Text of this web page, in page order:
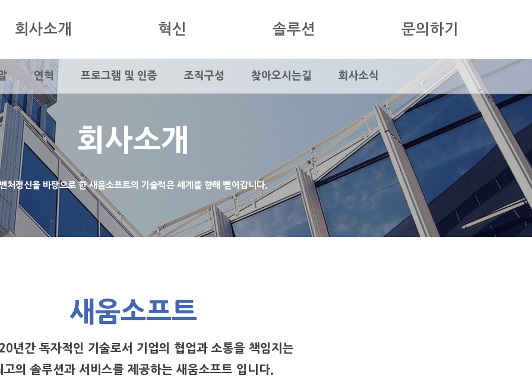
회사소개 혁신 솔루션 문의하기
연혁 프로그램 및 인증 조직구성 찾아오시는길 회사소식
회사소개
처정신을 바탕으로 한 새움소프트의 기술력은 세계를 향해 뻗어갑니다.
새움소프트
년간 독자적인 기술로서 기업의 협업과 소통을 책임지는
고의 솔루션과 서비스를 제공하는 새움소프트 입니다.